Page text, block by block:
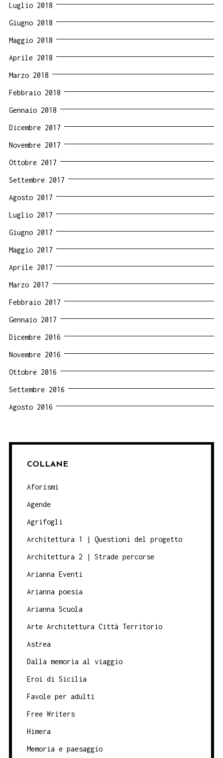
Luglio 2018
Giugno 2018
Maggio 2018
Aprile 2018
Marzo 2018
Febbraio 2018
Gennaio 2018
Dicembre 2017
Novembre 2017
Ottobre 2017
Settembre 2017
Agosto 2017
Luglio 2017
Giugno 2017
Maggio 2017
Aprile 2017
Marzo 2017
Febbraio 2017
Gennaio 2017
Dicembre 2016
Novembre 2016
Ottobre 2016
Settembre 2016
Agosto 2016
COLLANE
Aforismi
Agende
Agrifogli
Architettura 1 | Questioni del progetto
Architettura 2 | Strade percorse
Arianna Eventi
Arianna poesia
Arianna Scuola
Arte Architettura Città Territorio
Astrea
Dalla memoria al viaggio
Eroi di Sicilia
Favole per adulti
Free Writers
Himera
Memoria e paesaggio